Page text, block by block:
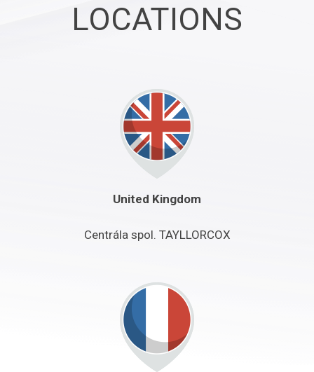
LOCATIONS
United Kingdom
Centrála spol. TAYLLORCOX